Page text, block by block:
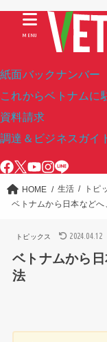
紙面バックナンバー
これからベトナムに
資料請求
調達＆ビジネスガイ
MENU
HOME 生活
トピ
ベトナムから日本など
トピックス 2024.04.12
ベトナムから
法